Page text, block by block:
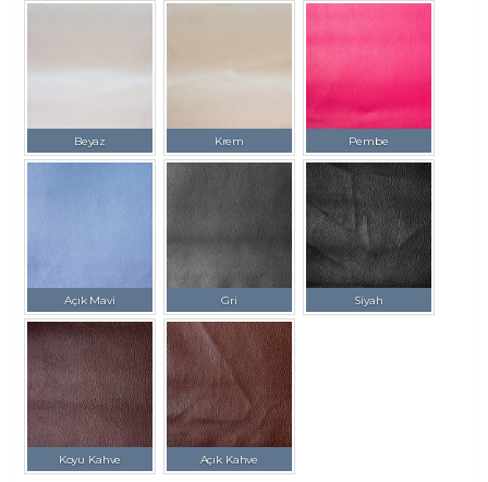
Beyaz Krem Pembe
Açık Mavi Gri Siyah
Koyu Kahve Açık Kahve